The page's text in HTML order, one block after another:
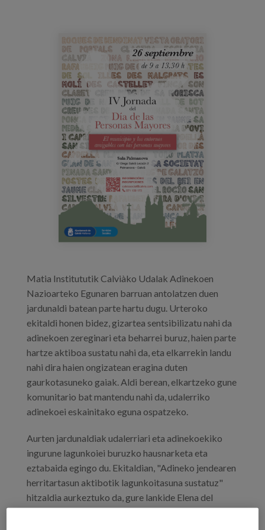
Egizu lan gurekin
Salaketa-kanala
eventos_calvia_elenadelbarrio.png
Matia Institututik Calviàko Udalak Adinekoen
Nazioarteko Egunaren barruan antolatzen duen
jardunaldi batean parte hartu dugu. Urteroko
ekitaldi honen bidez, gizartea sentsibilizatu nahi da
adinekoen zereginari eta beharrei buruz, haien parte
hartze aktiboa sustatu nahi da, eta elkarrekin landu
nahi dira haien ongizatean eragina duten
gaurkotasuneko gaiak. Aldi berean, elkartzeko gune
komunitario bat mantendu nahi da, udalerriko
adinekoei eskainitako eguna ospatzeko.
Aurten jardunaldiak udalerriari eta adinekoekiko
ingurune lagunkoiei buruzko hausnarketa eta
eztabaida egingo du. Ekitaldian, "Adineko jendearen
herritartasun aktibotik lagunkoitasuna sustatuz"
hitzaldia aurkeztuko da, gure lankide Elena del
Barrioren eskutik, Matia Institutuko Gizarte